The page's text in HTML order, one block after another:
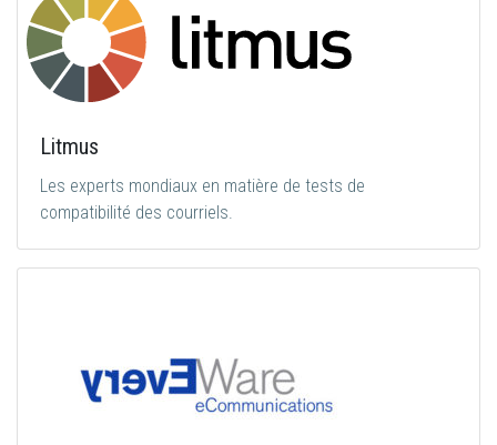
Litmus
Les experts mondiaux en matière de tests de
compatibilité des courriels.